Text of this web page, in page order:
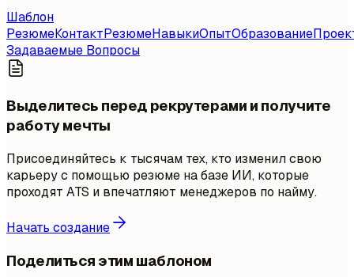
Шаблон
РезюмеКонтактРезюмеНавыкиОпытОбразование
Задаваемые Вопросы
Выделитесь перед рекрутерами и получите
работу мечты
Присоединяйтесь к тысячам тех, кто изменил свою
карьеру с помощью резюме на базе ИИ, которые
проходят ATS и впечатляют менеджеров по найму.
Начать создание
Поделиться этим шаблоном